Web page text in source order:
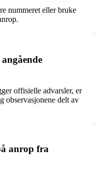
nummeret eller bruke
offisielle advarsler, er
observasjonene delt av
anrop fra